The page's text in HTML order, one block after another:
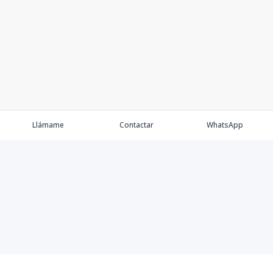
Llámame Contactar WhatsApp